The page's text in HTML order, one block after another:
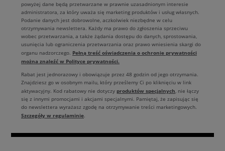
powyżej dane będą przetwarzane w prawnie uzasadnionym interesie
administratora, za który uważa się marketing produktów i usług własnych.
Podanie danych jest dobrowolne, aczkolwiek niezbędne w celu
otrzymywania newslettera. Każdy ma prawo do zgłoszenia sprzeciwu
wobec przetwarzania, a także żądania dostępu do danych, sprostowania,
usunięcia lub ograniczenia przetwarzania oraz prawo wniesienia skargi do
organu nadzorczego. Pełną treść oświadczenia o ochronie prywatności
można znaleźć w Polityce prywatności.
Rabat jest jednorazowy i obowiązuje przez 48 godzin od jego otrzymania.
Znajdziesz go w osobnym mailu, który prześlemy Ci po kliknięciu w link
aktywacyjny. Kod rabatowy nie dotyczy produktów specjalnych , nie łączy
się z innymi promocjami i akcjami specjalnymi. Pamiętaj, że zapisując się
do newslettera wyrażasz zgodę na otrzymywanie treści marketingowych.
Szczegóły w regulaminie